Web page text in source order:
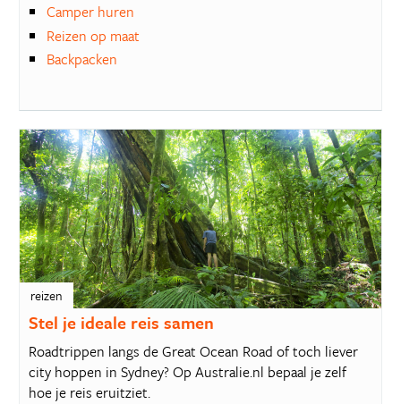
Camper huren
Reizen op maat
Backpacken
reizen
Stel je ideale reis samen
Roadtrippen langs de Great Ocean Road of toch liever
city hoppen in Sydney? Op Australie.nl bepaal je zelf
hoe je reis eruitziet.